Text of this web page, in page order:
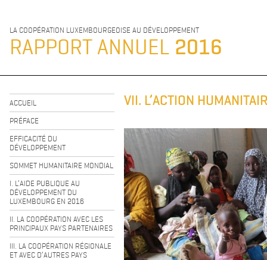
LA COOPÉRATION LUXEMBOURGEOISE AU DÉVELOPPEMENT
RAPPORT ANNUEL 2016
ACCUEIL
PRÉFACE
EFFICACITÉ DU
DÉVELOPPEMENT
SOMMET HUMANITAIRE MONDIAL
I. L’AIDE PUBLIQUE AU
DÉVELOPPEMENT DU
LUXEMBOURG EN 2016
II. LA COOPÉRATION AVEC LES
PRINCIPAUX PAYS PARTENAIRES
III. LA COOPÉRATION RÉGIONALE
ET AVEC D’AUTRES PAYS
VII. L’ACTION